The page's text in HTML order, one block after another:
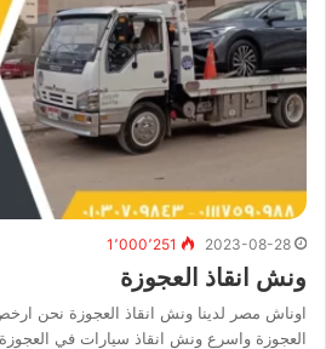
2023-08-28 1٬000٬251
ونش انقاذ العجوزة
اوناش مصر لدينا ونش انقاذ العجوزة نحن
العجوزة واسرع ونش انقاذ سيارات في